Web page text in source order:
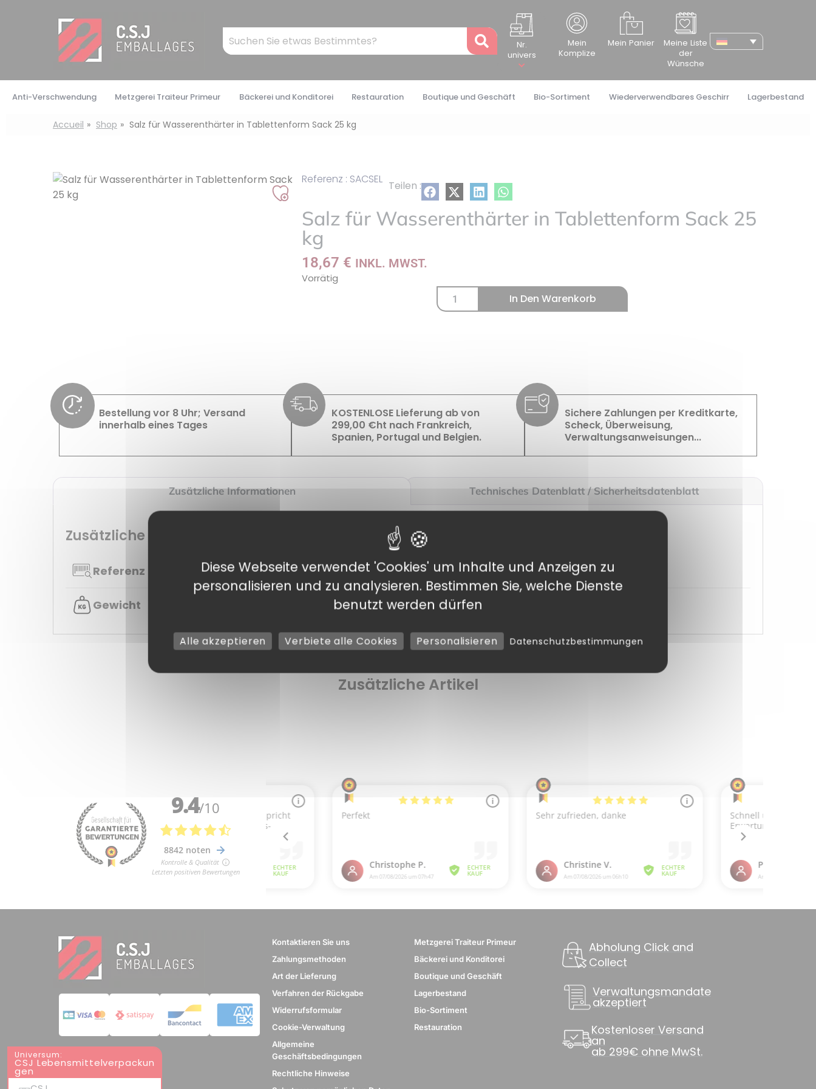
Mots
clés
Rechercher
Nr.
univers
Mein
Komplize
Mein Panier
Meine Liste
der
Wünsche
Anti-Verschwendung Metzgerei Traiteur Primeur Bäckerei und Konditorei Restauration Boutique und Geschäft Bio-Sortiment Wiederverwendbares Geschirr Lagerbestand
Universum:
CSJ Lebensmittelverpackun
gen
Accueil Shop Salz für Wasserenthärter in Tablettenform Sack 25 kg
Auf
meine
Liste
setzen
Referenz : SACSEL Teilen :
Salz für Wasserenthärter in Tablettenform Sack 25
kg
18,67 € INKL. MWST.
Vorrätig
In Den Warenkorb
Bestellung vor 8 Uhr; Versand
innerhalb eines Tages
KOSTENLOSE Lieferung ab von
299,00 €ht nach Frankreich,
Spanien, Portugal und Belgien.
Sichere Zahlungen per Kreditkarte,
Scheck, Überweisung,
Verwaltungsanweisungen...
Zusätzliche Informationen Technisches Datenblatt / Sicherheitsdatenblatt
Zusätzliche Informationen
Referenz SACSEL
Gewicht
Zusätzliche Artikel
Kontaktieren Sie uns
Zahlungsmethoden
Art der Lieferung
Verfahren der Rückgabe
Widerrufsformular
Cookie-Verwaltung
Allgemeine
Geschäftsbedingungen
Rechtliche Hinweise
Metzgerei Traiteur Primeur
Bäckerei und Konditorei
Boutique und Geschäft
Lagerbestand
Bio-Sortiment
Restauration
Abholung Click and
Collect
Verwaltungsmandate
akzeptiert
Kostenloser Versand
an
ab 299€ ohne MwSt.
Diese Webseite verwendet 'Cookies' um Inhalte und Anzeigen zu
personalisieren und zu analysieren. Bestimmen Sie, welche Dienste
benutzt werden dürfen
Alle akzeptieren Verbiete alle Cookies Personalisieren Datenschutzbestimmungen